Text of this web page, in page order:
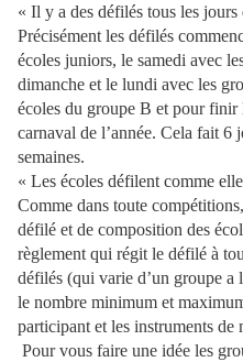
« Il y a des défilés tous les
Précisément les défilés
écoles juniors, le samedi avec
dimanche et le lundi avec les
écoles du groupe B et pour finir
carnaval de l’année. Cela fait 6
semaines.
« Les écoles défilent comme
Comme dans toute
défilé et de composition des
règlement qui régit le défilé à
défilés (qui varie d’un groupe a
le nombre minimum et
participant et les instruments de
Pour vous faire une idée les